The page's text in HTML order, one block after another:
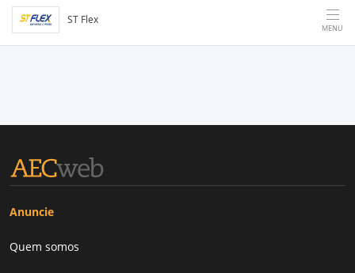
ST Flex
MENU
Anuncie
Quem somos